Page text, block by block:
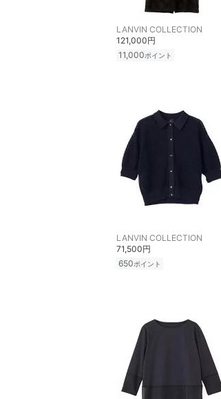
LANVIN COLLECTION
121,000円
11,000ポイント
LANVIN COLLECTION
71,500円
650ポイント